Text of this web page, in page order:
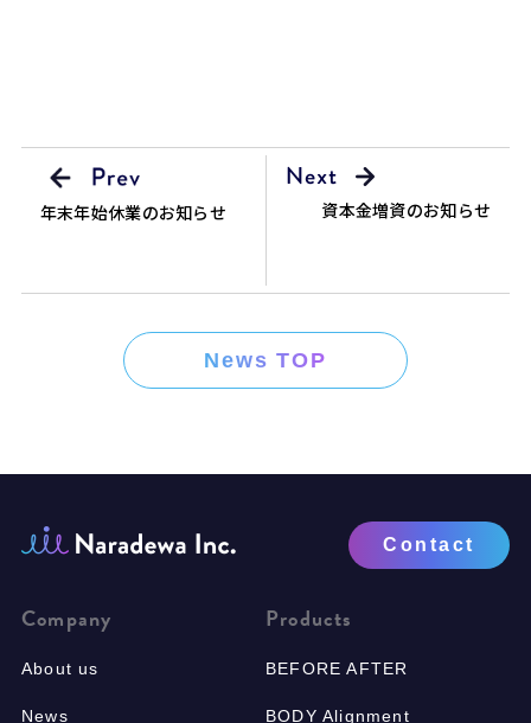
年末年始休業のお知らせ 資本金増資のお知らせ
News TOP
Contact
Company
About us
News
Products
BEFORE AFTER
BODY Alignment